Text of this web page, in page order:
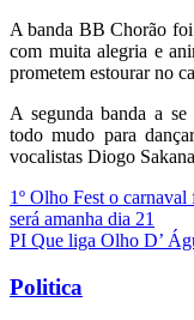
A banda BB Chorão foi
com muita alegria e
prometem estourar no
A segunda banda a
todo mudo para
vocalistas Diogo
Navegação
de
1º Olho Fest o
será amanha dia 21
PI Que liga Olho D’
Politica